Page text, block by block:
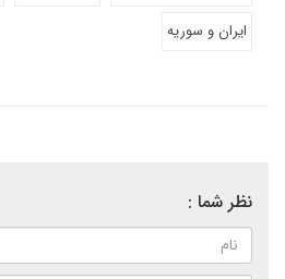
ایران و سوریه
نظر شما :